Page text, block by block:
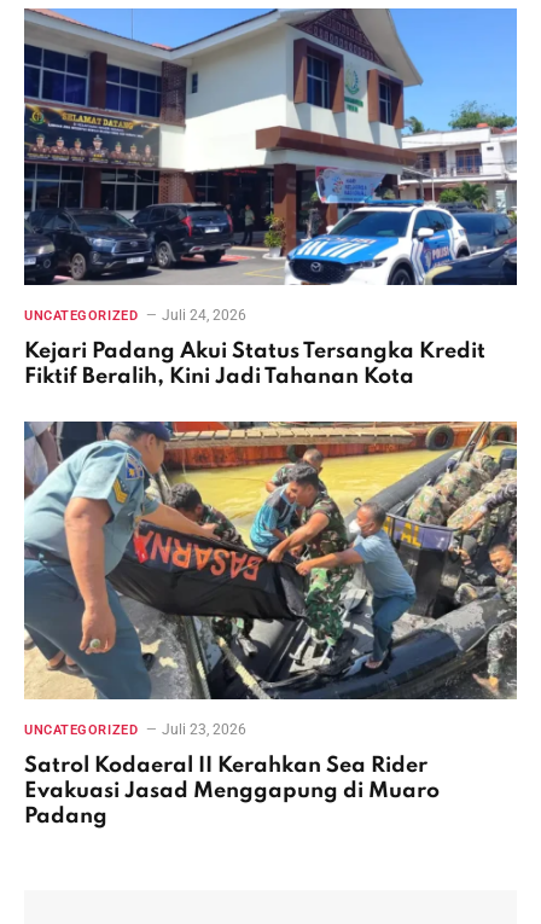
UNCATEGORIZED Juli 24, 2026
Kejari Padang Akui Status Tersangka Kredit
Fiktif Beralih, Kini Jadi Tahanan Kota
UNCATEGORIZED Juli 23, 2026
Satrol Kodaeral II Kerahkan Sea Rider
Evakuasi Jasad Menggapung di Muaro
Padang